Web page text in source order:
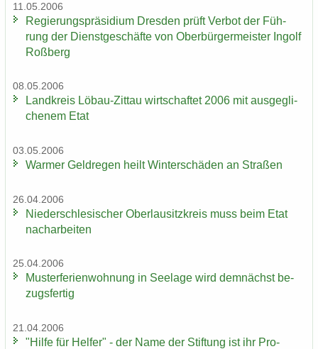
11.05.2006
Re­gie­rungs­prä­si­di­um Dres­den prüft Ver­bot der Füh­
rung der Dienst­ge­schäf­te von Ober­bür­ger­meis­ter In­golf
Roß­berg
08.05.2006
Land­kreis Löbau-​Zittau wirt­schaf­tet 2006 mit aus­ge­gli­
che­nem Etat
03.05.2006
War­mer Geld­re­gen heilt Win­ter­schä­den an Stra­ßen
26.04.2006
Nie­der­schle­si­scher Ober­lau­sitz­kreis muss beim Etat
nach­ar­bei­ten
25.04.2006
Mus­ter­fe­ri­en­woh­nung in See­la­ge wird dem­nächst be­
zugs­fer­tig
21.04.2006
"Hilfe für Hel­fer" - der Name der Stif­tung ist ihr Pro­